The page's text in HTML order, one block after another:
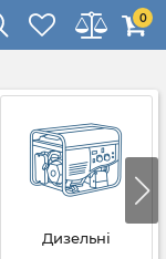
0
Дизельні